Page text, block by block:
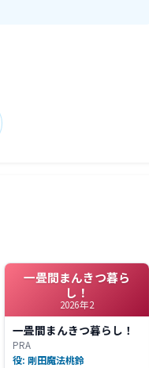
一畳間まんきつ暮ら
し！
2026年2
一畳間まんきつ暮らし！
PRA
役: 剛田魔法桃鈴